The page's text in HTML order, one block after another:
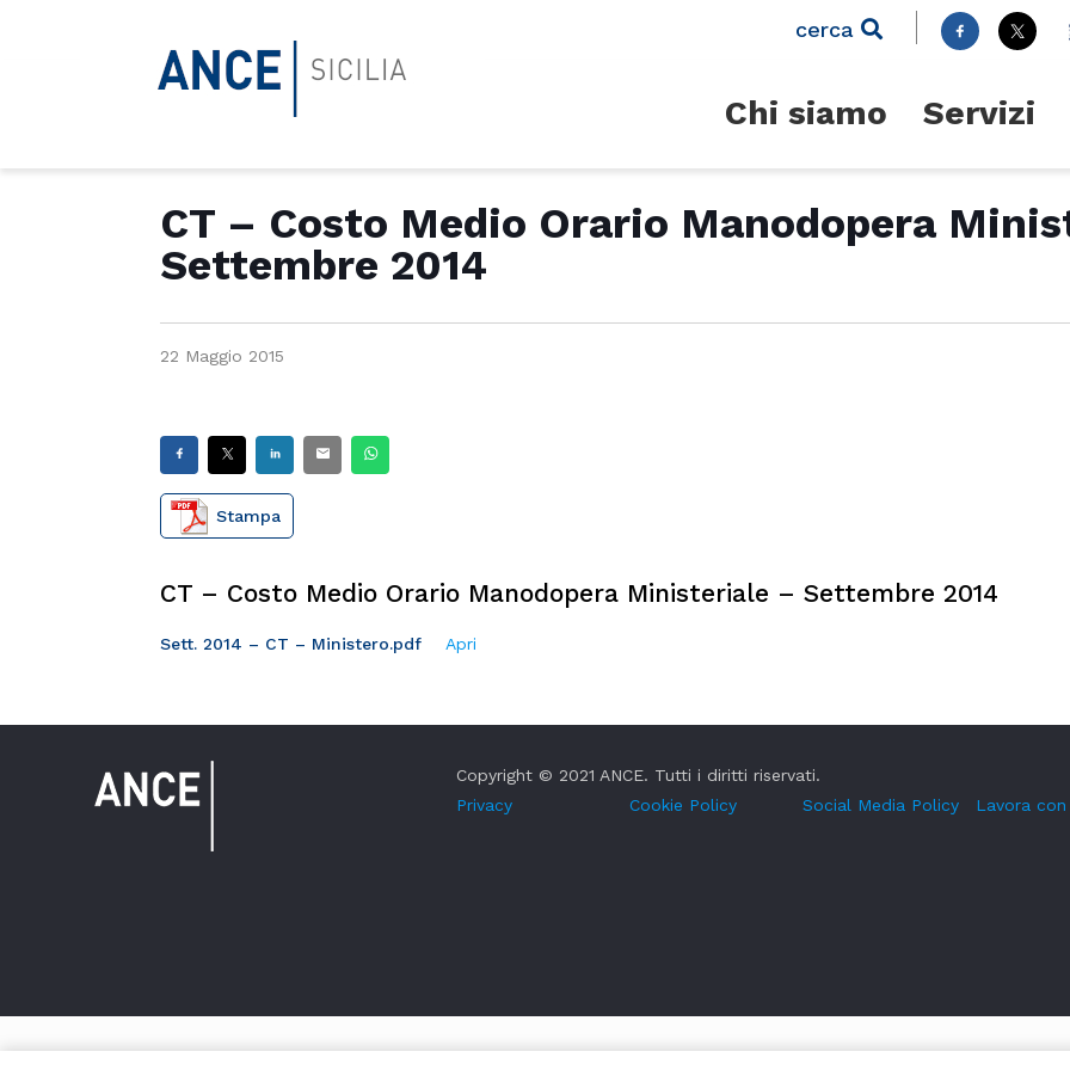
cerca
Chi siamo Servizi
CT – Costo Medio Orario Manodopera
Settembre 2014
22 Maggio 2015
Stampa
CT – Costo Medio Orario Manodopera Ministeriale – Settembre 2014
Sett. 2014 – CT – Ministero.pdf Apri
Copyright © 2021 ANCE. Tutti i diritti riservati.
Privacy
Cookie Policy Social Media Policy Lavora